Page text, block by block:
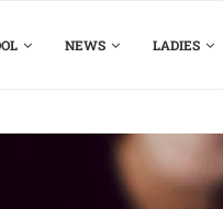
NEWS LADIES